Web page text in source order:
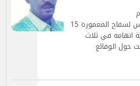
جددت جهات التحقيق المختصة الحبس لسفاح المعمورة 15
اتهامه في ثلاث
حول الوقائع